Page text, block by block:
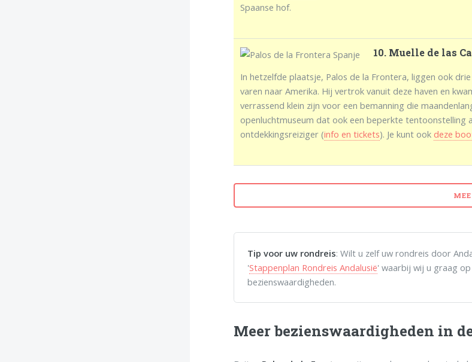
Spaanse hof.
10. Muelle de las
In hetzelfde plaatsje, Palos de la Frontera, liggen ook
varen naar Amerika. Hij vertrok vanuit deze haven en
verrassend klein zijn voor een bemanning die
openluchtmuseum dat ook een beperkte tentoonstelling
ontdekkingsreiziger (info en tickets). Je kunt ook deze
Tip voor uw rondreis: Wilt u zelf uw rondreis door
'Stappenplan Rondreis Andalusië' waarbij wij u graag
bezienswaardigheden.
Meer bezienswaardigheden in